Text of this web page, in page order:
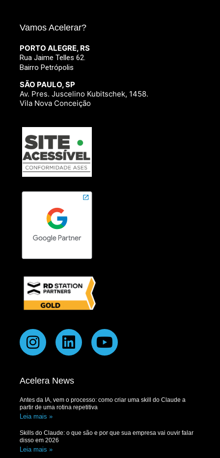
Vamos Acelerar?
PORTO ALEGRE, RS
Rua Jaime Telles 62.
Bairro Petrópolis
SÃO PAULO, SP
Av. Pres. Juscelino Kubitschek, 1458.
Vila Nova Conceição
Acelera News
Antes da IA, vem o processo: como criar uma skill do Claude a
partir de uma rotina repetitiva
Leia mais »
Skills do Claude: o que são e por que sua empresa vai ouvir falar
disso em 2026
Leia mais »